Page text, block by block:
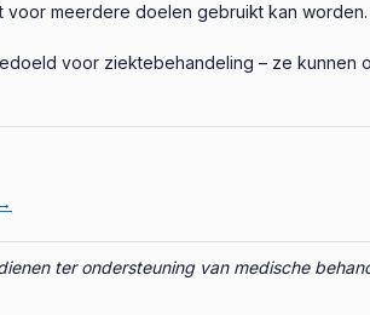
meerdere doelen gebruikt kan worden.
voor ziektebehandeling – ze kunnen
ter ondersteuning van medische